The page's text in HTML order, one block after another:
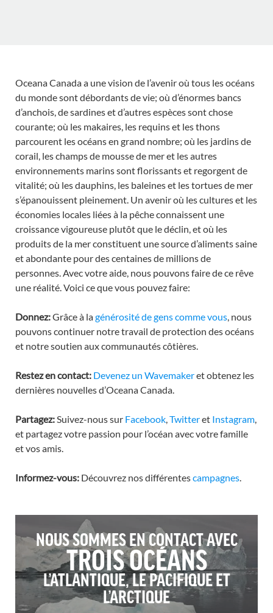
Oceana Canada a une vision de l’avenir où tous les océans
du monde sont débordants de vie; où d’énormes bancs
d’anchois, de sardines et d’autres espèces sont chose
courante; où les makaires, les requins et les thons
parcourent les océans en grand nombre; où les jardins de
corail, les champs de mousse de mer et les autres
environnements marins sont florissants et regorgent de
vitalité; où les dauphins, les baleines et les tortues de mer
s’épanouissent pleinement. Un avenir où les cultures et les
économies locales liées à la pêche connaissent une
croissance vigoureuse plutôt que le déclin, et où les
produits de la mer constituent une source d’aliments saine
et abondante pour des centaines de millions de
personnes. Avec votre aide, nous pouvons faire de ce rêve
une réalité. Voici ce que vous pouvez faire:
Donnez:Grâce à lagénérosité de gens comme vous, nous
pouvons continuer notre travail de protection des océans
et notre soutien aux communautés côtières.
Restez en contact: Devenez un Wavemakeret obtenez les
dernières nouvelles d’Oceana Canada.
Partagez:Suivez-nous sur Facebook,Twitteret Instagram,
et partagez votre passion pour l’océan avec votre famille
et vos amis.
Informez-vous: Découvrez nos différentescampagnes.
NOUS SOMMES EN CONTACT AVEC
TROIS OCÉANS
L’ATLANTIQUE, LE PACIFIQUE ET
L’ARCTIQUE